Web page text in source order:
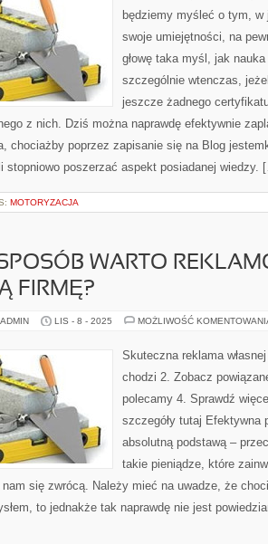
będziemy myśleć o tym,
swoje umiejętności, na
głowę taka myśl, jak
szczególnie wtenczas,
jeszcze żadnego
z nich. Dziś można naprawdę efektywnie
chociażby poprzez zapisanie się na Blog
stopniowo poszerzać aspekt posiadanej wiedzy.
MOTORYZACJA
WARTO
FIRMĘ?
LIS - 8 - 2025 MOŻLIWOŚĆ
Skuteczna reklama
chodzi 2. Zobacz
polecamy 4. Sprawdź
szczegóły tutaj Efektywna
absolutną podstawą –
takie pieniądze, które
się zwrócą. Należy mieć na uwadze, że
to jednakże tak naprawdę nie jest